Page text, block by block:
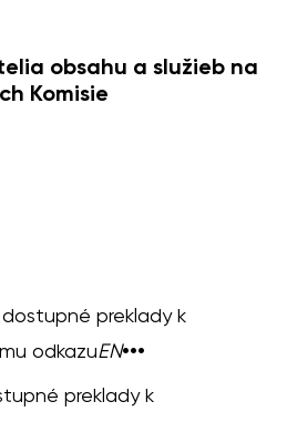
obsahu a služieb na
Komisie
preklady k
odkazuEN•••
preklady k